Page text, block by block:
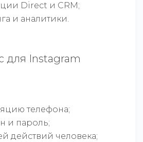
Direct и CRM;
и аналитики.
для Instagram
телефона;
и пароль;
действий человека;